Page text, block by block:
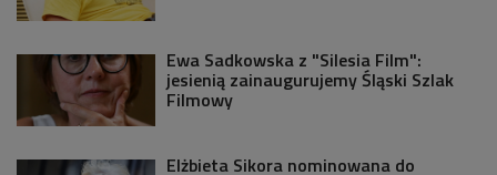
Ewa Sadkowska z "Silesia Film":
jesienią zainaugurujemy Śląski Szlak
Filmowy
Elżbieta Sikora nominowana do